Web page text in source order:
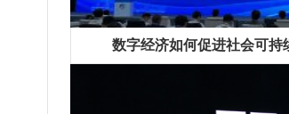
数字经济如何促进社会可持